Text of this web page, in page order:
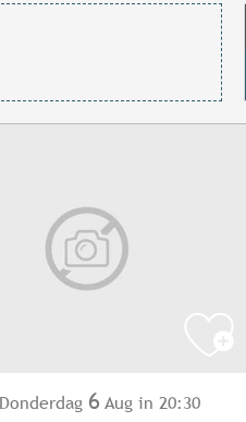
Donderdag 6 Aug in 20:30